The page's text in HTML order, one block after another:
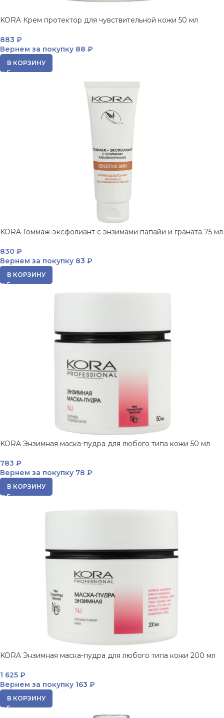
KORA Крем протектор для чувствительной кожи 50 мл
883 ₽
Вернем за покупку 88 ₽
В КОРЗИНУ
KORA Гоммаж-эксфолиант с энзимами папайи и граната 75 мл
830 ₽
Вернем за покупку 83 ₽
В КОРЗИНУ
KORA Энзимная маска-пудра для любого типа кожи 50 мл
783 ₽
Вернем за покупку 78 ₽
В КОРЗИНУ
KORA Энзимная маска-пудра для любого типа кожи 200 мл
1 625 ₽
Вернем за покупку 163 ₽
В КОРЗИНУ